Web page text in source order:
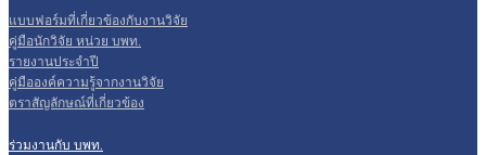
แบบฟอร์มที่เกี่ยวข้องกับงานวิจัย
คู่มือนักวิจัย หน่วย บพท.
รายงานประจำปี
คู่มือองค์ความรู้จากงานวิจัย
ตราสัญลักษณ์ที่เกี่ยวข้อง
ร่วมงานกับ บพท.